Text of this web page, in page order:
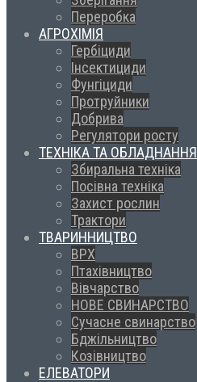
Переробка
АГРОХІМІЯ
Гербіциди
Інсектициди
Фунгіциди
Протруйники
Добрива
Регулятори росту
ТЕХНІКА ТА ОБЛАДНАННЯ
Збиральна техніка
Посівна техніка
Захист рослин
Трактори
ТВАРИННИЦТВО
ВРХ
Птахівництво
Вівчарство
НОВЕ СВИНАРСТВО
Сучасне свинарство
Бджільництво
Козівництво
ЕЛЕВАТОРИ